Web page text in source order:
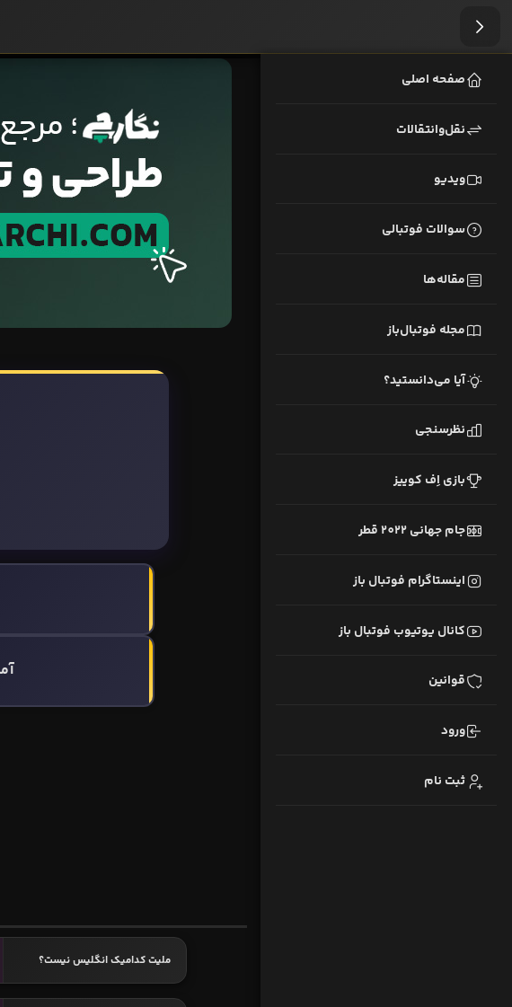
صفحه اصلی
نقل‌وانتقالات
ویدیو
سوالات فوتبالی
مقاله‌ها
مجله فوتبال‌باز
آیا می‌دانستید؟
نظرسنجی
بازی اِف کوییز
جام جهانی 2022 قطر
اینستاگرام فوتبال باز
کانال یوتیوب فوتبال باز
قوانین
ورود
ثبت نام
ملیت کدامیک انگلیس نیست؟